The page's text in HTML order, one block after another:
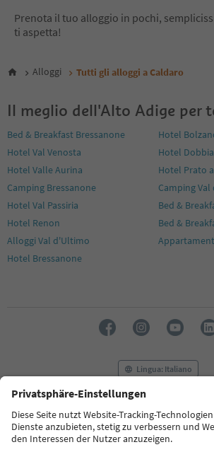
Prenota il tuo alloggio in pochi,
ti aspetta!
Alloggi Tutti gli alloggi a Caldaro
Il meglio dell'Alto Adige per
Bed & Breakfast Bressanone
Hotel
Hotel Val Venosta
Hotel
Hotel Valle Aurina
Hotel Prato
Camping Bressanone
Camping Val
Hotel Val Passiria
Bed &
Hotel Renon
Bed &
Alloggi Val d'Ultimo
Hotel Bressanone
Lingua: Italiano
FAQ Contatti Press MICE
Termini e condizioni
Crediti